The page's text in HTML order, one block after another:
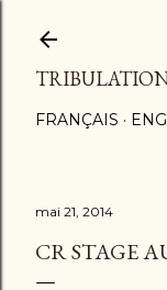
FRANÇAIS
mai 21, 2014
CR STAGE